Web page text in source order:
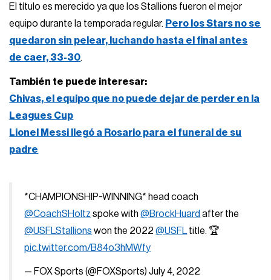
El título es merecido ya que los Stallions fueron el mejor
equipo durante la temporada regular. Pero los Stars no se
quedaron sin pelear, luchando hasta el final antes
de caer, 33-30.
También te puede interesar:
Chivas, el equipo que no puede dejar de perder en la
Leagues Cup
Lionel Messi llegó a Rosario para el funeral de su
padre
*CHAMPIONSHIP-WINNING* head coach
@CoachSHoltz spoke with@BrockHuard after the
@USFLStallions won the 2022@USFL title. 🏆
pic.twitter.com/B84o3hMWfy
— FOX Sports (@FOXSports)July 4, 2022